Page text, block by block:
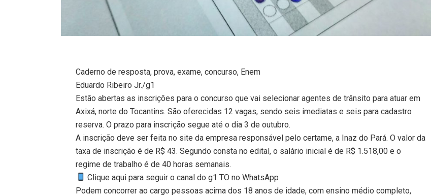
Caderno de resposta, prova, exame, concurso, Enem
Eduardo Ribeiro Jr./g1
Estão abertas as inscrições para o concurso que vai selecionar agentes de trânsito para atuar em
Axixá, norte do Tocantins. São oferecidas 12 vagas, sendo seis imediatas e seis para cadastro
reserva. O prazo para inscrição segue até o dia 3 de outubro.
A inscrição deve ser feita no site da empresa responsável pelo certame, a Inaz do Pará. O valor da
taxa de inscrição é de R$ 43. Segundo consta no edital, o salário inicial é de R$ 1.518,00 e o
regime de trabalho é de 40 horas semanais.
Clique aqui para seguir o canal do g1 TO no WhatsApp
Podem concorrer ao cargo pessoas acima dos 18 anos de idade, com ensino médio completo,